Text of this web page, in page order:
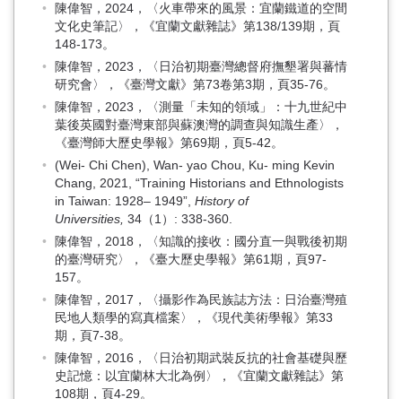
陳偉智，2024，〈火車帶來的風景：宜蘭鐵道的空間
文化史筆記〉，《宜蘭文獻雜誌》第138/139期，頁
148-173。
陳偉智，2023，〈日治初期臺灣總督府撫墾署與蕃情
研究會〉，《臺灣文獻》第73卷第3期，頁35-76。
陳偉智，2023，〈測量「未知的領域」：十九世紀中
葉後英國對臺灣東部與蘇澳灣的調查與知識生產〉，
《臺灣師大歷史學報》第69期，頁5-42。
(Wei- Chi Chen), Wan- yao Chou, Ku- ming Kevin
Chang, 2021, “Training Historians and Ethnologists
in Taiwan: 1928– 1949”, History of
Universities, 34（1）: 338-360.
陳偉智，2018，〈知識的接收：國分直一與戰後初期
的臺灣研究〉，《臺大歷史學報》第61期，頁97-
157。
陳偉智，2017，〈攝影作為民族誌方法：日治臺灣殖
民地人類學的寫真檔案〉，《現代美術學報》第33
期，頁7-38。
陳偉智，2016，〈日治初期武裝反抗的社會基礎與歷
史記憶：以宜蘭林大北為例〉，《宜蘭文獻雜誌》第
108期，頁4-29。